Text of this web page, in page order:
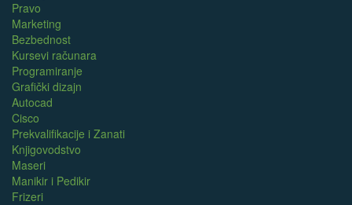
Pravo
Marketing
Bezbednost
Kursevi računara
Programiranje
Grafički dizajn
Autocad
Cisco
Prekvalifikacije i Zanati
Knjigovodstvo
Maseri
Manikir i Pedikir
Frizeri